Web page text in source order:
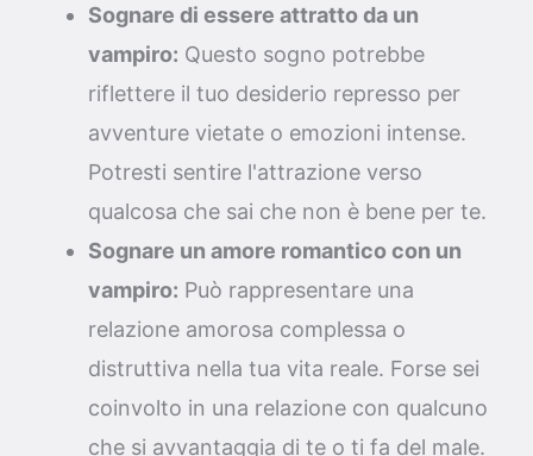
Sognare di essere attratto da un
vampiro: Questo sogno potrebbe
riflettere il tuo desiderio represso per
avventure vietate o emozioni intense.
Potresti sentire l'attrazione verso
qualcosa che sai che non è bene per te.
Sognare un amore romantico con un
vampiro: Può rappresentare una
relazione amorosa complessa o
distruttiva nella tua vita reale. Forse sei
coinvolto in una relazione con qualcuno
che si avvantaggia di te o ti fa del male.